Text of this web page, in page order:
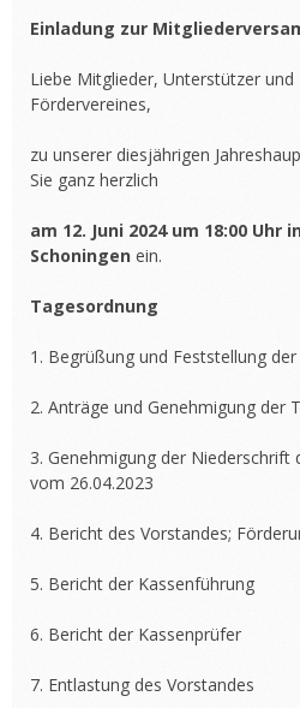
Einladung zur
Liebe Mitglieder, Unterstützer und
Fördervereines,
zu unserer diesjährigen
Sie ganz herzlich
am 12. Juni 2024 um 18:00
Schoningen ein.
Tagesordnung
1. Begrüßung und Feststellung
2. Anträge und Genehmigung der
3. Genehmigung der
vom 26.04.2023
4. Bericht des Vorstandes;
5. Bericht der Kassenführung
6. Bericht der Kassenprüfer
7. Entlastung des Vorstandes